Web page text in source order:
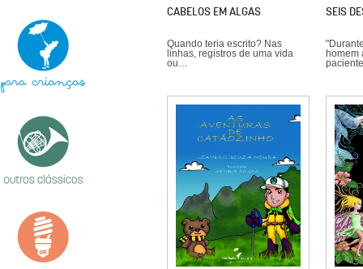
CABELOS EM ALGAS
Quando teria escrito? Nas
linhas, registros de uma vida
ou…
SEIS
homem